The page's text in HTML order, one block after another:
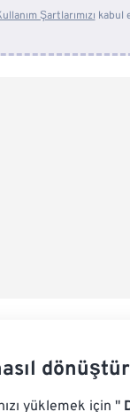
Şartlarımızı kabul
yüklemek için "